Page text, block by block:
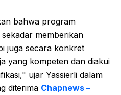
bahwa program
memberikan
juga secara konkret
yang kompeten dan diakui
ujar Yassierli dalam
diterima Chapnews –